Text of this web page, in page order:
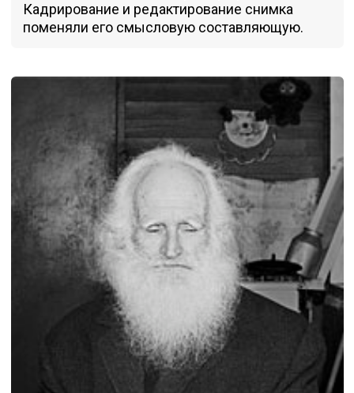
Кадрирование и редактирование снимка
поменяли его смысловую составляющую.